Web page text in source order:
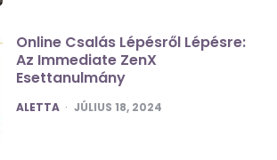
Online Csalás Lépésről Lépésre:
Az Immediate ZenX
Esettanulmány
POSTED
ALETTA JÚLIUS 18, 2024